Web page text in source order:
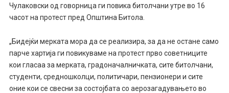
Чулаковски од говорница ги повика битолчани утре во 16
часот на протест пред Општина Битола.
„Бидејќи мерката мора да се реaлизира, за да не остане само
парче хартија ги повикуваме на протест прво советниците
кои гласаа за мерката, градоначалничката, сите битолчани,
студенти, средношколци, политичари, пензионери и сите
оние кои се свесни за состојбата со аерозагадувањето во